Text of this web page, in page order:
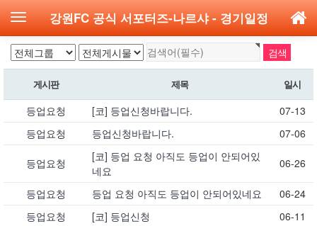
강원FC 공식 서포터즈-나르샤 - 경기일정
게시판 제목 일시
등업요청 [코] 등업신청바랍니다.
07-13
등업요청
등업신청바랍니다. 07-06
등업요청
[코] 등업 요청 아직도 등업이 안되어있
네요
06-26
등업요청 등업 요청 아직도 등업이 안되어있네요
06-24
등업요청
[코] 등업신청
06-11